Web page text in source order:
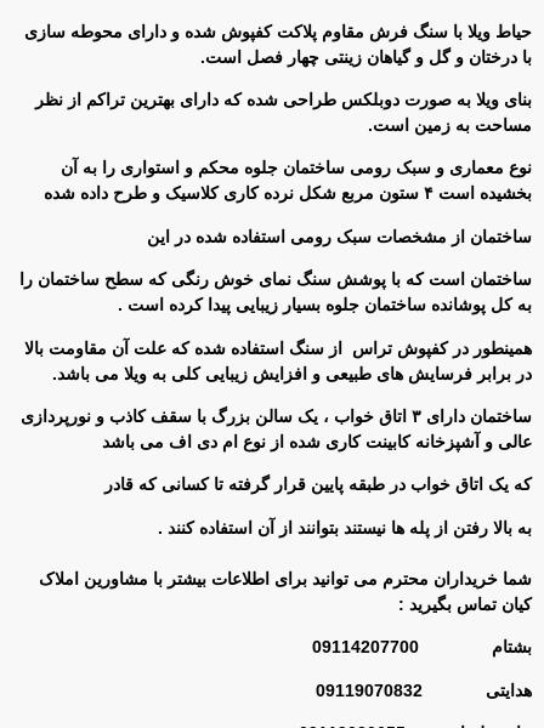
حیاط ویلا با سنگ فرش مقاوم پلاکت کفپوش شده و دارای محوطه سازی
با درختان و گل و گیاهان زینتی چهار فصل است.
بنای ویلا به صورت دوبلکس طراحی شده که دارای بهترین تراکم از نظر
مساحت به زمین است.
نوع معماری و سبک رومی ساختمان جلوه محکم و استواری را به آن
بخشیده است ۴ ستون مربع شکل نرده کاری کلاسیک و طرح داده شده
ساختمان از مشخصات سبک رومی استفاده شده در این
ساختمان است که با پوشش سنگ نمای خوش رنگی که سطح ساختمان را
به کل پوشانده ساختمان جلوه بسیار زیبایی پیدا کرده است .
همینطور در کفپوش تراس از سنگ استفاده شده که علت آن مقاومت بالا
در برابر فرسایش های طبیعی و افزایش زیبایی کلی به ویلا می باشد.
ساختمان دارای ۳ اتاق خواب ، یک سالن بزرگ با سقف کاذب و نورپردازی
عالی و آشپزخانه کابینت کاری شده از نوع ام دی اف می باشد
که یک اتاق خواب در طبقه پایین قرار گرفته تا کسانی که قادر
به بالا رفتن از پله ها نیستند بتوانند از آن استفاده کنند .
شما خریداران محترم می توانید برای اطلاعات بیشتر با مشاورین املاک
کیان تماس بگیرید :
بشتام 09114207700
هدایتی 09119070832